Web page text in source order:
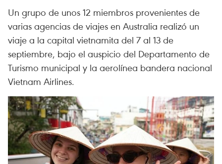
Un grupo de unos 12 miembros provenientes de
varias agencias de viajes en Australia realizó un
viaje a la capital vietnamita del 7 al 13 de
septiembre, bajo el auspicio del Departamento de
Turismo municipal y la aerolínea bandera nacional
Vietnam Airlines.